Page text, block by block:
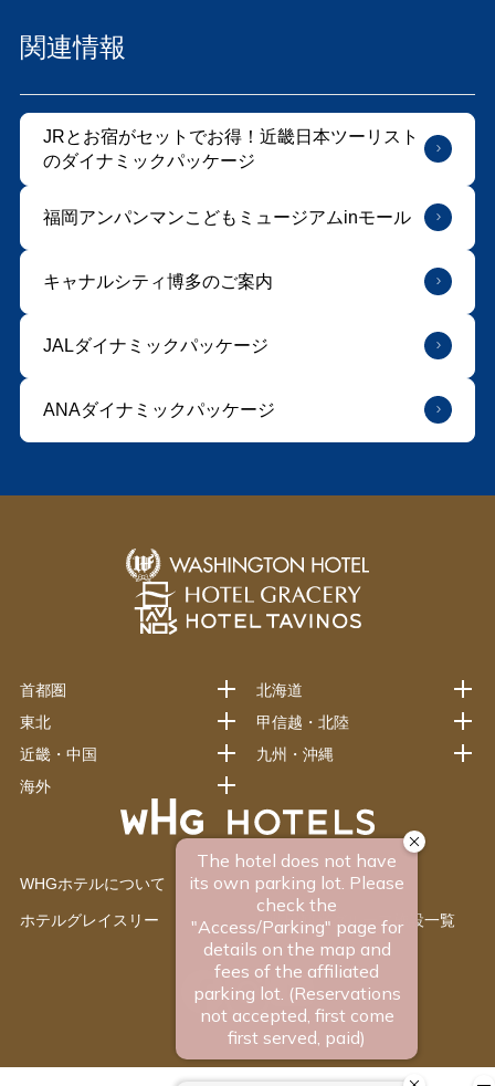
関連情報
JRとお宿がセットでお得！近畿日本ツーリスト
のダイナミックパッケージ
福岡アンパンマンこどもミュージアムinモール
キャナルシティ博多のご案内
JALダイナミックパッケージ
ANAダイナミックパッケージ
WHGホテルについて ワシントンホテル
ホテルグレイスリー 藤田観光グループ施設一覧
首都圏
北海道
東北
甲信越・北陸
近畿・中国
九州・沖縄
海外